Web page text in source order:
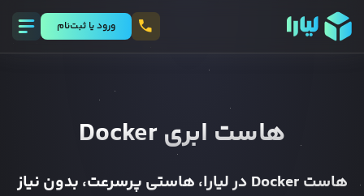
ورود يا ثبت‌نام
هاست ابری Docker
هاستDockerدر لیارا، هاستی پرسرعت، بدون نیاز